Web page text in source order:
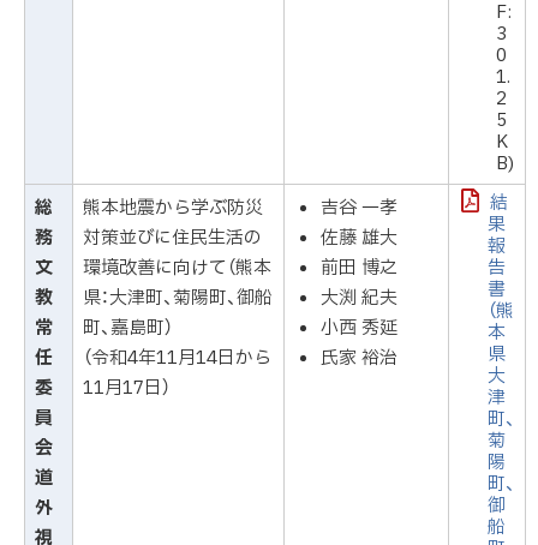
F:
3
0
1.
2
5
K
B)
総
務
文
教
常
任
委
員
会
道
外
視
熊本地震から学ぶ防災
対策並びに住民生活の
環境改善に向けて（熊本
県：大津町、菊陽町、御船
町、嘉島町）
（令和4年11月14日から
11月17日）
吉谷 一孝
佐藤 雄大
前田 博之
大渕 紀夫
小西 秀延
氏家 裕治
結
果
報
告
書
（熊
本
県
大
津
町、
菊
陽
町、
御
船